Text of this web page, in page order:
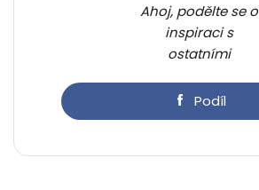
Ahoj, podělte se o
inspiraci s
ostatními
Podíl